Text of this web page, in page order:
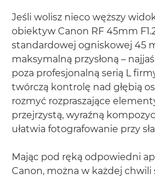
Jeśli wolisz nieco węższy
obiektyw Canon RF 45mm
standardowej ogniskowej 45
maksymalną przysłoną –
poza profesjonalną serią L
twórczą kontrolę nad głębią
rozmyć rozpraszające
przejrzystą, wyraźną
ułatwia fotografowanie przy
Mając pod ręką odpowiedni
Canon, można w każdej chwili